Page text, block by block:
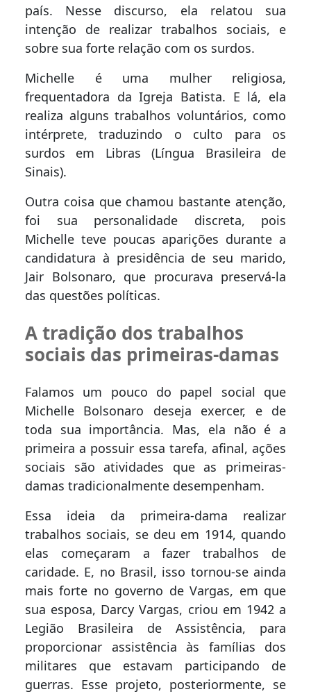
país. Nesse discurso, ela relatou sua
intenção de realizar trabalhos sociais, e
sobre sua forte relação com os surdos.
Michelle é uma mulher religiosa,
frequentadora da Igreja Batista. E lá, ela
realiza alguns trabalhos voluntários, como
intérprete, traduzindo o culto para os
surdos em Libras (Língua Brasileira de
Sinais).
Outra coisa que chamou bastante atenção,
foi sua personalidade discreta, pois
Michelle teve poucas aparições durante a
candidatura à presidência de seu marido,
Jair Bolsonaro, que procurava preservá-la
das questões políticas.
A tradição dos trabalhos
sociais das primeiras-damas
Falamos um pouco do papel social que
Michelle Bolsonaro deseja exercer, e de
toda sua importância. Mas, ela não é a
primeira a possuir essa tarefa, afinal, ações
sociais são atividades que as primeiras-
damas tradicionalmente desempenham.
Essa ideia da primeira-dama realizar
trabalhos sociais, se deu em 1914, quando
elas começaram a fazer trabalhos de
caridade. E, no Brasil, isso tornou-se ainda
mais forte no governo de Vargas, em que
sua esposa, Darcy Vargas, criou em 1942 a
Legião Brasileira de Assistência, para
proporcionar assistência às famílias dos
militares que estavam participando de
guerras. Esse projeto, posteriormente, se